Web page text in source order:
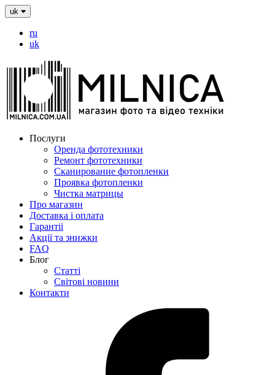
uk
ru
uk
Послуги
Оренда фототехники
Ремонт фототехники
Сканирование фотопленки
Проявка фотопленки
Чистка матрицы
Про магазин
Доставка і оплата
Гарантіі
Акції та знижки
FAQ
Блог
Статті
Світові новини
Контакти